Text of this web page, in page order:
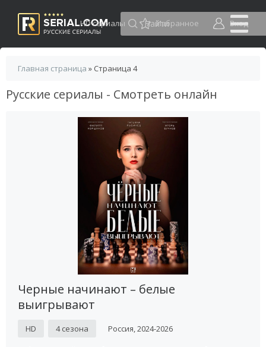
HD сериалы Избранное Вход
Главная страница » Страница 4
Русские сериалы - Смотреть онлайн
Черные начинают – белые
выигрывают
HD 4 сезона Россия, 2024-2026